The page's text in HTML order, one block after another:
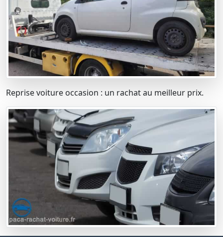
Reprise voiture occasion : un rachat au meilleur prix.